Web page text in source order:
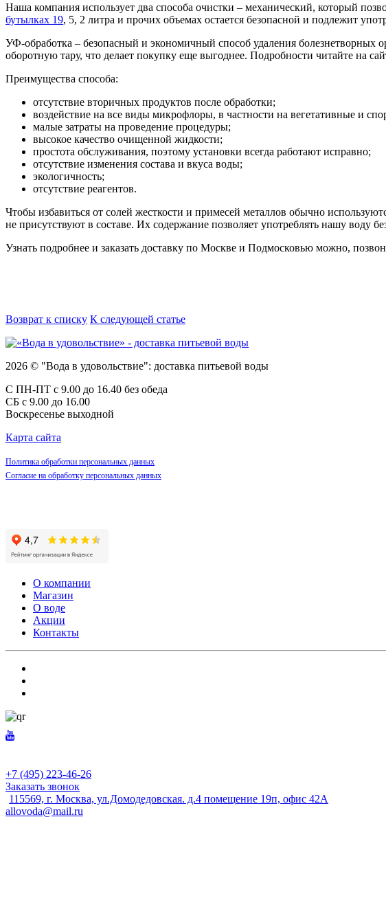
Наша компания использует два способа очистки – механический, который
бутылках 19, 5, 2 литра и прочих объемах остается безопасной и подлежит
УФ-обработка – безопасный и экономичный способ удаления
оборотную тару, что делает покупку еще выгоднее. Подробности читайте на
Преимущества способа:
отсутствие вторичных продуктов после обработки;
воздействие на все виды микрофлоры, в частности на вегетативные и
малые затраты на проведение процедуры;
высокое качество очищенной жидкости;
простота обслуживания, поэтому установки всегда работают исправно;
отсутствие изменения состава и вкуса воды;
экологичность;
отсутствие реагентов.
Чтобы избавиться от солей жесткости и примесей металлов обычно
не присутствуют в составе. Их содержание позволяет употреблять нашу воду
Узнать подробнее и заказать доставку по Москве и Подмосковью можно,
Возврат к списку К следующей статье
2026 © "Вода в удовольствие": доставка питьевой воды
С ПН-ПТ с 9.00 до 16.40 без обеда
СБ с 9.00 до 16.00
Воскресенье выходной
Карта сайта
Политика обработки персональных данных
Согласие на обработку персональных данных
О компании
Магазин
О воде
Акции
Контакты
+7 (495) 223-46-26
Заказать звонок
115569, г. Москва, ул.Домодедовская. д.4 помещение 19п, офис 42А
allovoda@mail.ru